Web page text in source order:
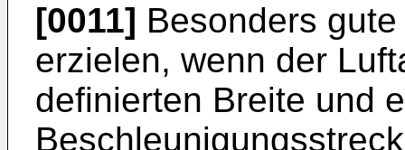
[0011] Besonders
erzielen, wenn der
definierten Breite und